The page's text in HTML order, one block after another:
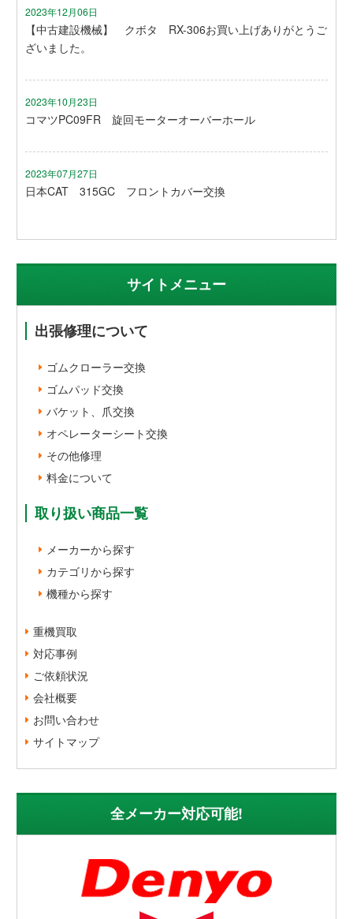
2023年12月06日
【中古建設機械】 クボタ RX-306お買い上げありがとうご
ざいました。
2023年10月23日
コマツPC09FR 旋回モーターオーバーホール
2023年07月27日
日本CAT 315GC フロントカバー交換
サイトメニュー
出張修理について
ゴムクローラー交換
ゴムパッド交換
バケット、爪交換
オペレーターシート交換
その他修理
料金について
取り扱い商品一覧
メーカーから探す
カテゴリから探す
機種から探す
重機買取
対応事例
ご依頼状況
会社概要
お問い合わせ
サイトマップ
全メーカー対応可能!